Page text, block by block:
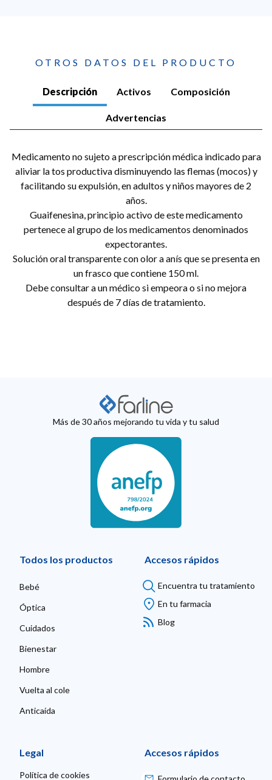
OTROS DATOS DEL PRODUCTO
Descripción Activos Composición
Advertencias
Medicamento no sujeto a prescripción médica indicado para
aliviar la tos productiva disminuyendo las flemas (mocos) y
facilitando su expulsión, en adultos y niños mayores de 2
años.
Guaifenesina, principio activo de este medicamento
pertenece al grupo de los medicamentos denominados
expectorantes.
Solución oral transparente con olor a anís que se presenta en
un frasco que contiene 150 ml.
Debe consultar a un médico si empeora o si no mejora
después de 7 días de tratamiento.
Más de 30 años mejorando tu vida y tu salud
Todos los productos
Bebé
Óptica
Cuidados
Bienestar
Hombre
Vuelta al cole
Anticaída
Accesos rápidos
Encuentra tu tratamiento
En tu farmacia
Blog
Legal
Política de cookies
Accesos rápidos